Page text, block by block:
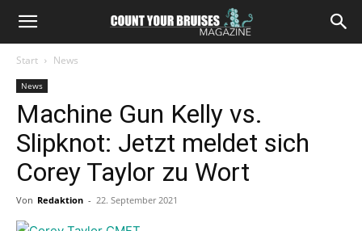
Start News
News
Machine Gun Kelly vs.
Slipknot: Jetzt meldet sich
Corey Taylor zu Wort
Von Redaktion - 22. September 2021